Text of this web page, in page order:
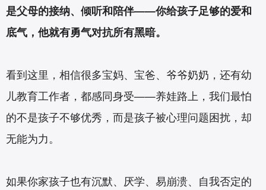
是父母的接纳、倾听和陪伴——你给孩子足够的爱和
底气，他就有勇气对抗所有黑暗。
看到这里，相信很多宝妈、宝爸、爷爷奶奶，还有幼
儿教育工作者，都感同身受——养娃路上，我们最怕
的不是孩子不够优秀，而是孩子被心理问题困扰，却
无能为力。
如果你家孩子也有沉默、厌学、易崩溃、自我否定的